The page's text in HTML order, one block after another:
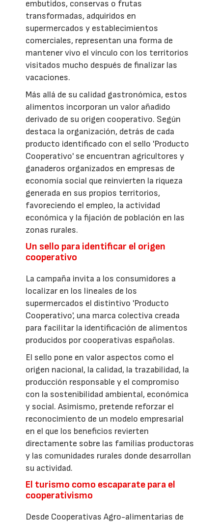
embutidos, conservas o frutas
transformadas, adquiridos en
supermercados y establecimientos
comerciales, representan una forma de
mantener vivo el vínculo con los territorios
visitados mucho después de finalizar las
vacaciones.
Más allá de su calidad gastronómica, estos
alimentos incorporan un valor añadido
derivado de su origen cooperativo. Según
destaca la organización, detrás de cada
producto identificado con el sello 'Producto
Cooperativo' se encuentran agricultores y
ganaderos organizados en empresas de
economía social que reinvierten la riqueza
generada en sus propios territorios,
favoreciendo el empleo, la actividad
económica y la fijación de población en las
zonas rurales.
Un sello para identificar el origen
cooperativo
La campaña invita a los consumidores a
localizar en los lineales de los
supermercados el distintivo 'Producto
Cooperativo', una marca colectiva creada
para facilitar la identificación de alimentos
producidos por cooperativas españolas.
El sello pone en valor aspectos como el
origen nacional, la calidad, la trazabilidad, la
producción responsable y el compromiso
con la sostenibilidad ambiental, económica
y social. Asimismo, pretende reforzar el
reconocimiento de un modelo empresarial
en el que los beneficios revierten
directamente sobre las familias productoras
y las comunidades rurales donde desarrollan
su actividad.
El turismo como escaparate para el
cooperativismo
Desde Cooperativas Agro-alimentarias de